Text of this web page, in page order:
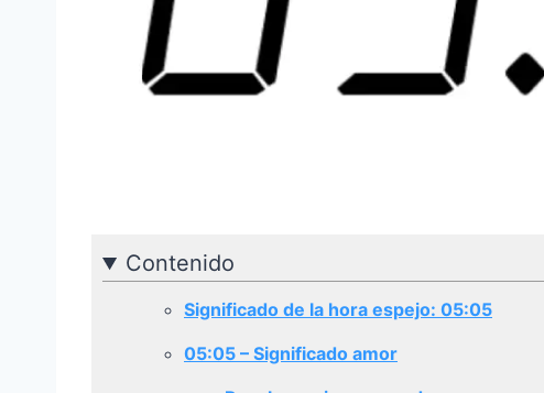
Contenido
Significado de la hora espejo: 05:05
05:05 – Significado amor